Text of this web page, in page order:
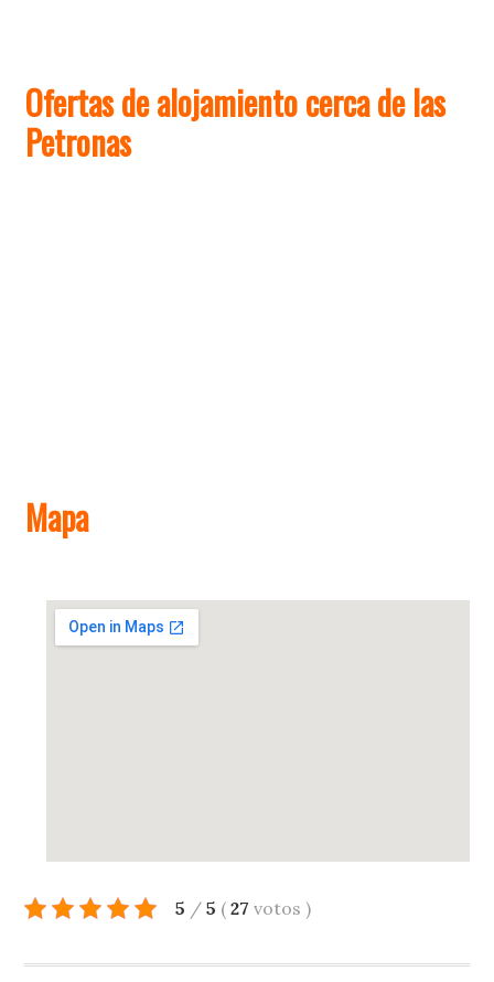
Ofertas de alojamiento cerca de las
Petronas
Mapa
5 / 5 ( 27 votos )